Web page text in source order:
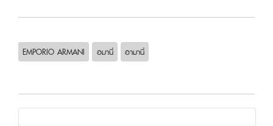
EMPORIO ARMANI อมานี่ อามานี่